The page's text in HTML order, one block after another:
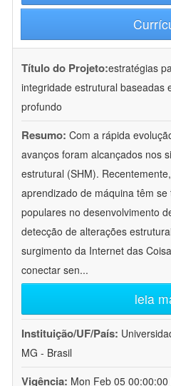
Título do Projeto:estratégias
integridade estrutural baseadas
profundo
Resumo: Com a rápida
avanços foram alcançados nos
estrutural (SHM).
aprendizado de máquina têm
populares no desenvolvimento
detecção de alterações
surgimento da Internet das
conectar sen...
leia
Instituição/UF/País:
MG - Brasil
Vigência: Mon Feb 05